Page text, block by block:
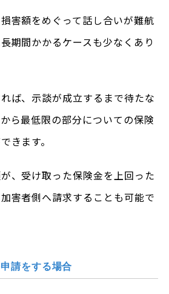
害額をめぐって話し合いが難航
期間かかるケースも少なくあり
ば、示談が成立するまで待たな
ら最低限の部分についての保険
きます。
、受け取った保険金を上回った
害者側へ請求することも可能で
請をする場合